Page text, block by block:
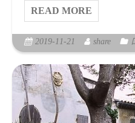
READ MORE
2019-11-21 share